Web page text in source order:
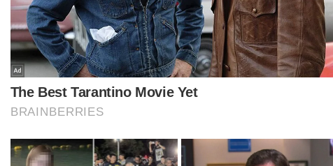
"Semasa membawa pulang ke kampung, kakak
mangsa beritahu adiknya alami penyakit
kemurungan dan pernah menjalani rawatan selama
sembilan bulan di hospital," jelasnya.
Kisah Dedik mendapat perhatian netizen setelah
foto dia terapung di laut tular di laman sosial.
Muat turun aplikasi Sinar Harian.
Klik di sini!